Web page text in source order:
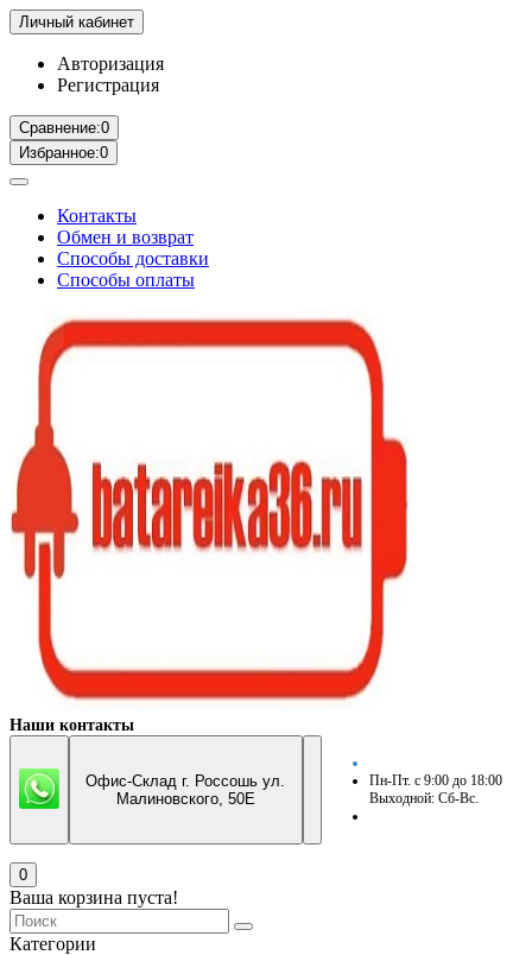
Личный кабинет
Авторизация
Регистрация
Сравнение:0
Избранное:0
Контакты
Обмен и возврат
Способы доставки
Способы оплаты
Наши контакты
Офис-Склад г. Россошь ул.
Малиновского, 50Е
Пн-Пт. с 9:00 до 18:00
Выходной: Сб-Вс.
0
Ваша корзина пуста!
Категории